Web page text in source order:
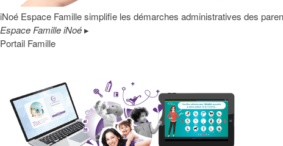
iNoé Espace Famille simplifie les démarches administratives des
Espace Famille iNoé▸
Portail Famille